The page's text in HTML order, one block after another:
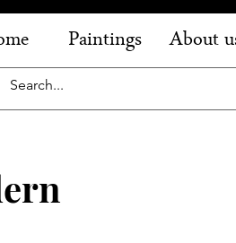
Paintings About